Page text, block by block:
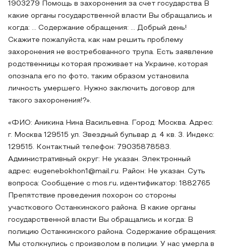
1903279 Помощь в захоронения за счет государства В
какие органы государственной власти Вы обращались и
когда: … Содержание обращения: … Добрый день!
Скажите пожалуйста, как нам решить проблему
захоронения не востребованного трупа. Есть заявление
родственницы которая проживает на Украине, которая
опознала его по фото, таким образом установила
личность умершего. Нужно заключить договор для
такого захоронения!?».
«ФИО: Аникина Нина Васильевна. Город: Москва. Адрес:
г. Москва 129515 ул. Звездный бульвар д. 4 кв. 3. Индекс:
129515. Контактный телефон: 79035878583.
Административный округ: Не указан. Электронный
адрес: eugenebokhon1@mail.ru. Район: Не указан. Суть
вопроса: Сообщение с mos.ru, идентификатор: 1882765
Препятствие проведения похорон со стороны
участкового Останкинского района. В какие органы
государственной власти Вы обращались и когда: В
полицию Останкинского района. Содержание обращения:
Мы столкнулись с произволом в полиции. У нас умерла в